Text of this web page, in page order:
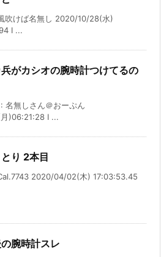
吹けば名無し 2020/10/28(水)
I ...
がカシオの腕時計つけてるの
名無しさん＠おーぷん
)06:21:28 I ...
り 2本目
2020/04/02(木) 17:03:53.45
腕時計スレ